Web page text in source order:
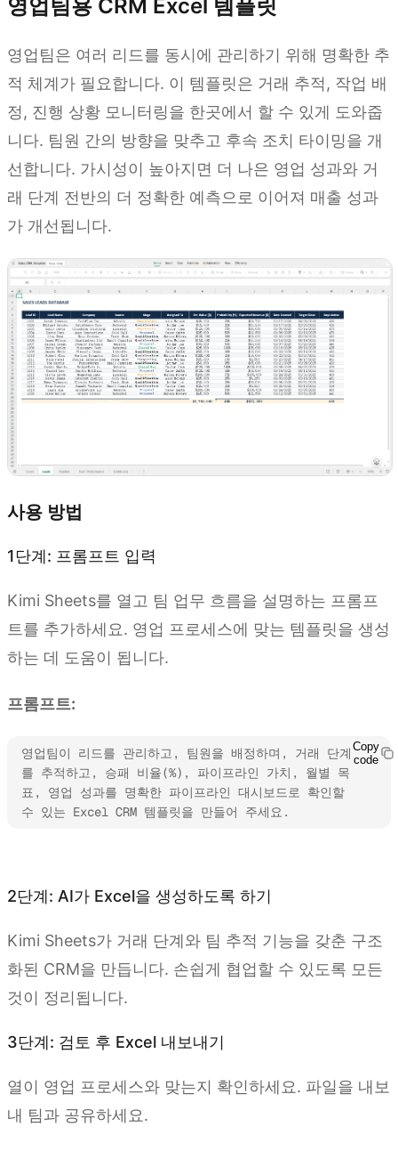
영업팀용 CRM Excel 템플릿
영업팀은 여러 리드를 동시에 관리하기 위해 명확한 추
적 체계가 필요합니다. 이 템플릿은 거래 추적, 작업 배
정, 진행 상황 모니터링을 한곳에서 할 수 있게 도와줍
니다. 팀원 간의 방향을 맞추고 후속 조치 타이밍을 개
선합니다. 가시성이 높아지면 더 나은 영업 성과와 거
래 단계 전반의 더 정확한 예측으로 이어져 매출 성과
가 개선됩니다.
사용 방법
1단계: 프롬프트 입력
Kimi Sheets를 열고 팀 업무 흐름을 설명하는 프롬프
트를 추가하세요. 영업 프로세스에 맞는 템플릿을 생성
하는 데 도움이 됩니다.
프롬프트:
영업팀이 리드를 관리하고, 팀원을 배정하며, 거래 단계
를 추적하고, 승패 비율(%), 파이프라인 가치, 월별 목
표, 영업 성과를 명확한 파이프라인 대시보드로 확인할
수 있는 Excel CRM 템플릿을 만들어 주세요.
Copy
code
2단계: AI가 Excel을 생성하도록 하기
Kimi Sheets가 거래 단계와 팀 추적 기능을 갖춘 구조
화된 CRM을 만듭니다. 손쉽게 협업할 수 있도록 모든
것이 정리됩니다.
3단계: 검토 후 Excel 내보내기
열이 영업 프로세스와 맞는지 확인하세요. 파일을 내보
내 팀과 공유하세요.